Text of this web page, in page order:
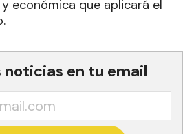
económica que aplicará el
noticias en tu email